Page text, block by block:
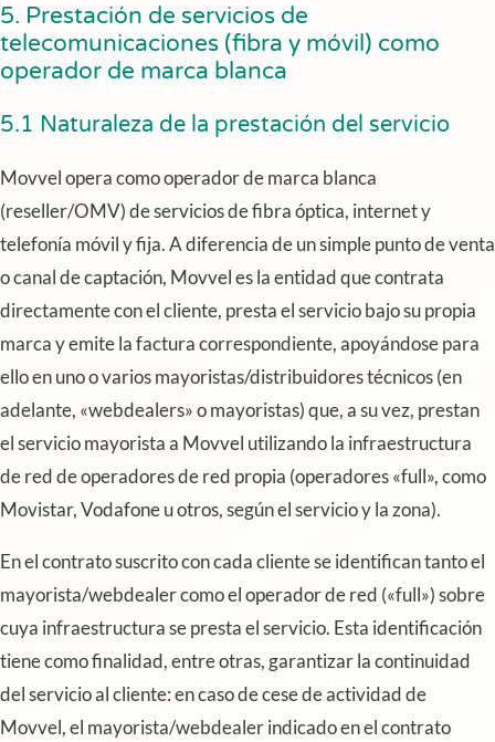
5. Prestación de servicios de
telecomunicaciones (fibra y móvil) como
operador de marca blanca
5.1 Naturaleza de la prestación del servicio
Movvel opera como operador de marca blanca
(reseller/OMV) de servicios de fibra óptica, internet y
telefonía móvil y fija. A diferencia de un simple punto de venta
o canal de captación, Movvel es la entidad que contrata
directamente con el cliente, presta el servicio bajo su propia
marca y emite la factura correspondiente, apoyándose para
ello en uno o varios mayoristas/distribuidores técnicos (en
adelante, «webdealers» o mayoristas) que, a su vez, prestan
el servicio mayorista a Movvel utilizando la infraestructura
de red de operadores de red propia (operadores «full», como
Movistar, Vodafone u otros, según el servicio y la zona).
En el contrato suscrito con cada cliente se identifican tanto el
mayorista/webdealer como el operador de red («full») sobre
cuya infraestructura se presta el servicio. Esta identificación
tiene como finalidad, entre otras, garantizar la continuidad
del servicio al cliente: en caso de cese de actividad de
Movvel, el mayorista/webdealer indicado en el contrato